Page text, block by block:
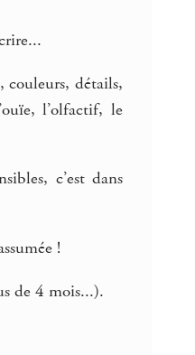
couleurs, détails,
l’olfactif, le
c’est dans
!
de 4 mois...).